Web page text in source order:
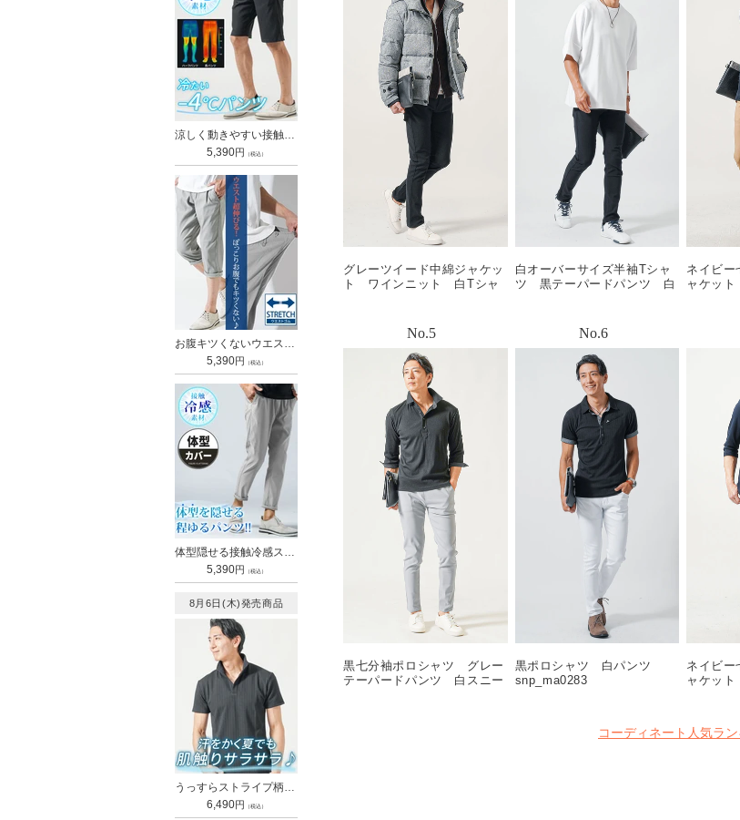
涼しく動きやすい接触冷感スーパーストレッチチノハーフパンツ
通
常
価
格
5,390円 （税込）
お腹キツくないウエスト伸びる接触冷感スーパーストレッチスキニーテーパードイージー7分丈パンツ
通
常
価
格
5,390円 （税込）
体型隠せる接触冷感スキニーストレッチアンクルパンツ
通
常
格
5,390円 （税込）
8月6日(木)発売商品
うっすらストライプ柄イタリアンスタンドカラー襟ワイヤー立ち襟ポロシャツ
通
6,490円 （税込）
グレーツイード中綿ジャケッ
ト ワインニット 白Tシャ
白オーバーサイズ半袖Tシャ
ツ 黒テーパードパンツ 白
ネイビー
ャケッ
黒七分袖ポロシャツ グレー
テーパードパンツ 白スニー
黒ポロシャツ 白パンツ
snp_ma0283
ネイビー
ャケッ
コーディネート人気ラ